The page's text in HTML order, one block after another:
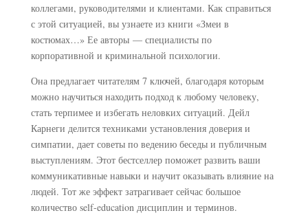
коллегами, руководителями и клиентами. Как справиться
с этой ситуацией, вы узнаете из книги «Змеи в
костюмах…» Ее авторы — специалисты по
корпоративной и криминальной психологии.
Она предлагает читателям 7 ключей, благодаря которым
можно научиться находить подход к любому человеку,
стать терпимее и избегать неловких ситуаций. Дейл
Карнеги делится техниками установления доверия и
симпатии, дает советы по ведению беседы и публичным
выступлениям. Этот бестселлер поможет развить ваши
коммуникативные навыки и научит оказывать влияние на
людей. Тот же эффект затрагивает сейчас большое
количество self-education дисциплин и терминов.